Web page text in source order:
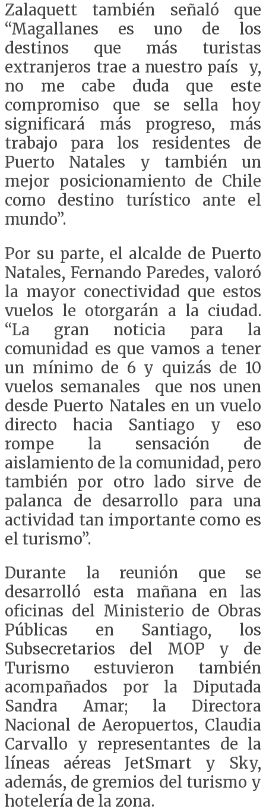
Zalaquett también señaló que
“Magallanes es uno de los
destinos que más turistas
extranjeros trae a nuestro país y,
no me cabe duda que este
compromiso que se sella hoy
significará más progreso, más
trabajo para los residentes de
Puerto Natales y también un
mejor posicionamiento de Chile
como destino turístico ante el
mundo”.
Por su parte, el alcalde de Puerto
Natales, Fernando Paredes, valoró
la mayor conectividad que estos
vuelos le otorgarán a la ciudad.
“La gran noticia para la
comunidad es que vamos a tener
un mínimo de 6 y quizás de 10
vuelos semanales que nos unen
desde Puerto Natales en un vuelo
directo hacia Santiago y eso
rompe la sensación de
aislamiento de la comunidad, pero
también por otro lado sirve de
palanca de desarrollo para una
actividad tan importante como es
el turismo”.
Durante la reunión que se
desarrolló esta mañana en las
oficinas del Ministerio de Obras
Públicas en Santiago, los
Subsecretarios del MOP y de
Turismo estuvieron también
acompañados por la Diputada
Sandra Amar; la Directora
Nacional de Aeropuertos, Claudia
Carvallo y representantes de la
líneas aéreas JetSmart y Sky,
además, de gremios del turismo y
hotelería de la zona.